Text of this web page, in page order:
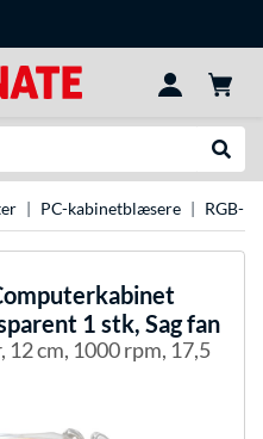
PC-kabinetblæsere RGB-
1 stk, Sag fan
cm, 1000 rpm, 17,5